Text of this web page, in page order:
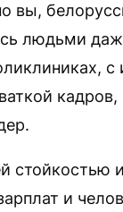
вы,
людьми
стойкостью
и